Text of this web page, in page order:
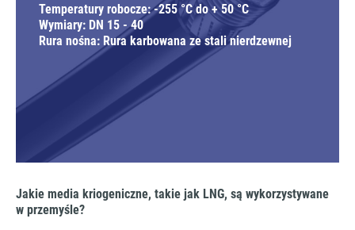
Temperatury robocze: -255 °C do + 50 °C
Wymiary: DN 15 - 40
Rura nośna: Rura karbowana ze stali nierdzewnej
Jakie media kriogeniczne, takie jak LNG, są wykorzystywane
w przemyśle?